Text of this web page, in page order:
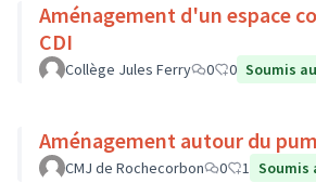
Aménagement d'un espace
CDI
Collège Jules Ferry 0 0 Soumis
Aménagement autour du
CMJ de Rochecorbon 0 1 Soumis